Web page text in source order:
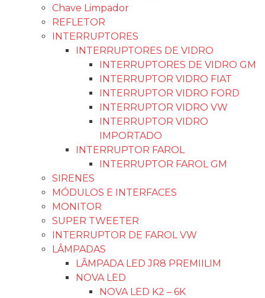
Chave Limpador
REFLETOR
INTERRUPTORES
INTERRUPTORES DE VIDRO
INTERRUPTORES DE VIDRO GM
INTERRUPTOR VIDRO FIAT
INTERRUPTOR VIDRO FORD
INTERRUPTOR VIDRO VW
INTERRUPTOR VIDRO
IMPORTADO
INTERRUPTOR FAROL
INTERRUPTOR FAROL GM
SIRENES
MÓDULOS E INTERFACES
MONITOR
SUPER TWEETER
INTERRUPTOR DE FAROL VW
LÂMPADAS
LÂMPADA LED JR8 PREMIILIM
NOVA LED
NOVA LED K2 – 6K